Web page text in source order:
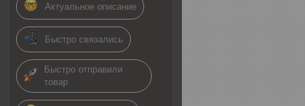
Актуальное описание
Быстро связались
Быстро отправили
товар